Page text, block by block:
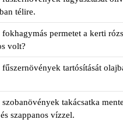
télire.
permetet a kerti
volt?
tartósítását
takácsatka
szappanos vízzel.